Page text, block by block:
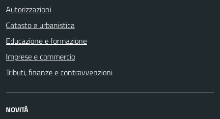
Autorizzazioni
Catasto e urbanistica
Educazione e formazione
Imprese e commercio
Tributi, finanze e contravvenzioni
NOVITÀ